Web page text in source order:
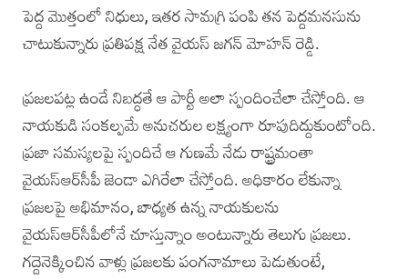
పెద్ద మొత్తంలో నిధులు, ఇతర సామగ్రి పంపి తన పెద్దమనసును
చాటుకున్నారు ప్రతిపక్ష నేత వైయ‌స్‌ జగన్ మోహన్ రెడ్డి.
ప్రజలపట్ల ఉండే నిబద్ధతే ఆ పార్టీ అలా స్పందించేలా చేస్తోంది. ఆ
నాయకుడి సంకల్పమే అనుచరుల లక్ష్యంగా రూపుదిద్దుకుంటోంది.
ప్రజా సమస్యలపై స్పందిచే ఆ గుణమే నేడు రాష్ట్రమంతా
వైయ‌స్ఆర్‌సీపీ జెండా ఎగిరేలా చేస్తోంది. అధికారం లేకున్నా
ప్రజలపై అభిమానం, బాధ్యత ఉన్న నాయకులను
వైయ‌స్ఆర్‌సీపీలోనే చూస్తున్నాం అంటున్నారు తెలుగు ప్రజలు.
గద్దెనెక్కించిన వాళ్లు ప్రజలకు పంగనామాలు పెడుతుంటే,